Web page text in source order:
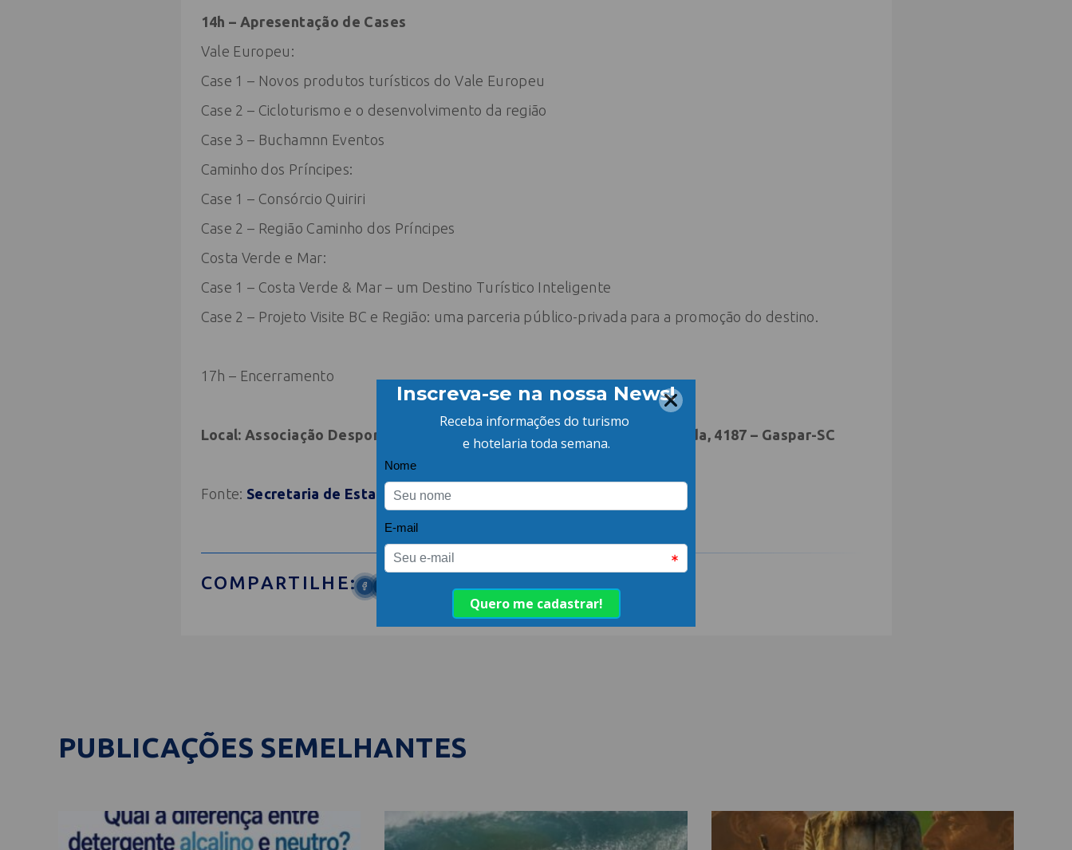
14h – Apresentação de Cases
Vale Europeu:
Case 1 – Novos produtos turísticos do Vale Europeu
Case 2 – Cicloturismo e o desenvolvimento da região
Case 3 – Buchamnn Eventos
Caminho dos Príncipes:
Case 1 – Consórcio Quiriri
Case 2 – Região Caminho dos Príncipes
Costa Verde e Mar:
Case 1 – Costa Verde & Mar – um Destino Turístico Inteligente
Case 2 – Projeto Visite BC e Região: uma parceria público-privada para a promoção do destino.
17h – Encerramento
Local: Associação Desportiva e Classista Bunge – Rodovia jorge Lacerda, 4187 – Gaspar-SC
Fonte: Secretaria de Estado de Turismo, Cultura e Esporte
COMPARTILHE:
PUBLICAÇÕES SEMELHANTES